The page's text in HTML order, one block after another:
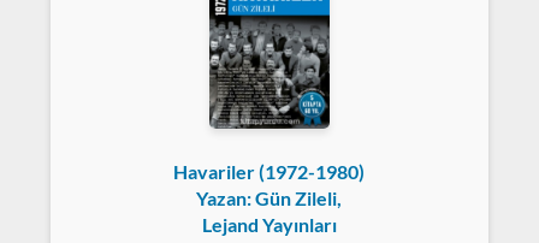
Havariler (1972-1980)
Yazan: Gün Zileli,
Lejand Yayınları